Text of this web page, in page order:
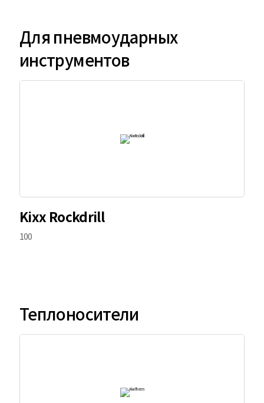
Для пневмоударных
инструментов
Kixx Rockdrill
100
Теплоносители